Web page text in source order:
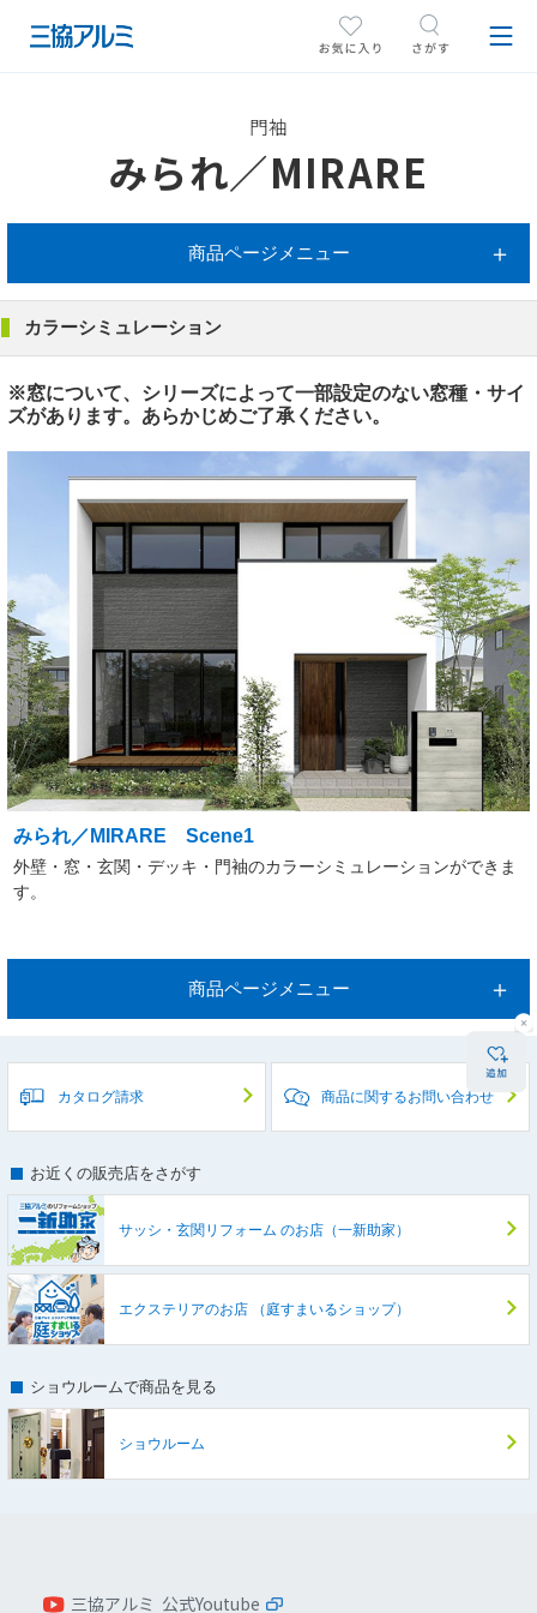
門袖
みられ／MIRARE
商品ページメニュー
カラーシミュレーション
※窓について、シリーズによって一部設定のない窓種・サイ
ズがあります。あらかじめご了承ください。
みられ／MIRARE Scene1
外壁・窓・玄関・デッキ・門袖のカラーシミュレーションができま
す。
商品ページメニュー
カタログ請求 商品に関するお問い合わせ
お近くの販売店をさがす
サッシ・玄関リフォーム のお店（一新助家）
エクステリアのお店（庭すまいるショップ）
ショウルームで商品を見る
ショウルーム
三協アルミ 公式Youtube